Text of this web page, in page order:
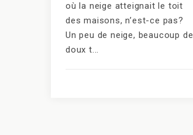
où la neige atteignait le toit
des maisons, n’est-ce pas?
Un peu de neige, beaucoup de
doux t...